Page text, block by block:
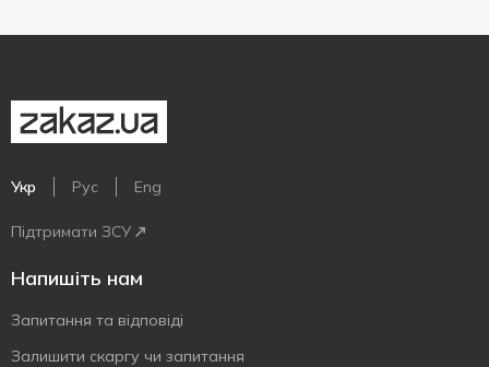
Укр Рус Eng
Підтримати ЗСУ
Напишіть нам
Запитання та відповіді
Залишити скаргу чи запитання